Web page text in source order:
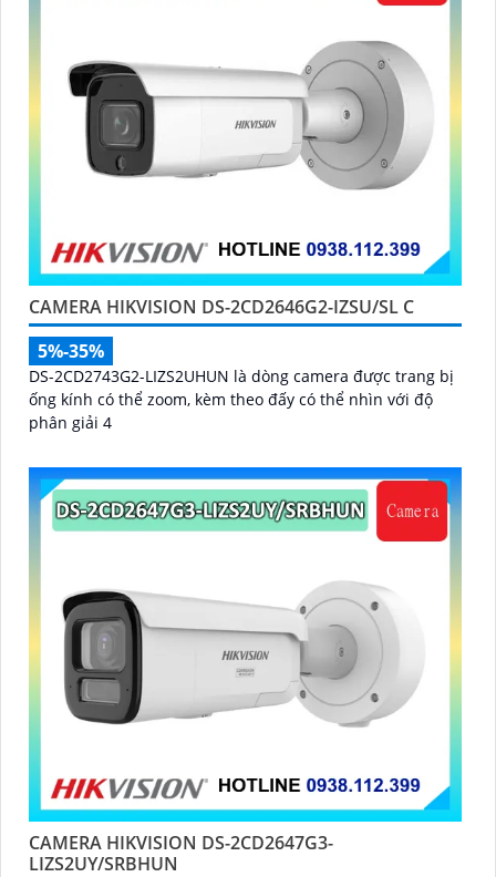
CAMERA HIKVISION DS-2CD2646G2-IZSU/SL C
5%-35%
DS-2CD2743G2-LIZS2UHUN là dòng camera được trang bị
ống kính có thể zoom, kèm theo đấy có thể nhìn với độ
phân giải 4
CAMERA HIKVISION DS-2CD2647G3-
LIZS2UY/SRBHUN